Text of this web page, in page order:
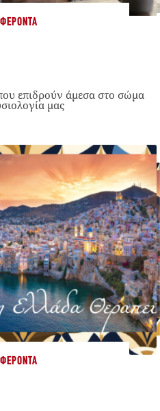
επιδρούν άμεσα στο σώμα
μας